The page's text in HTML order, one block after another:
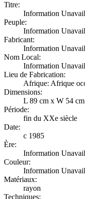
Titre:
Information
Peuple:
Information
Fabricant:
Information
Nom Local:
Information
Lieu de Fabrication:
Afrique: Afrique
Dimensions:
L 89 cm x W 54 cm
Période:
fin du XXe siècle
Date:
c 1985
Ère:
Information
Couleur:
Information
Matériaux:
rayon
Techniques: